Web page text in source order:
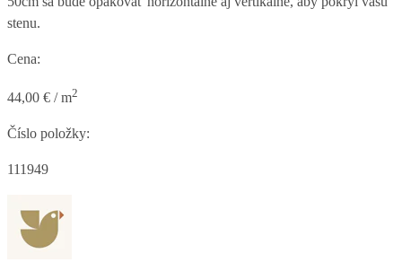
stenu.
Cena:
44,00 € / m2
Číslo položky:
111949